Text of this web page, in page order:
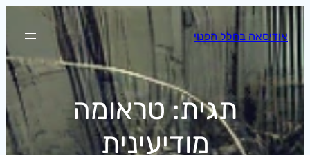
לדלג
לתוכןאודיסאה בחלל הפנוי
תגית:טראומה
מודיעינית